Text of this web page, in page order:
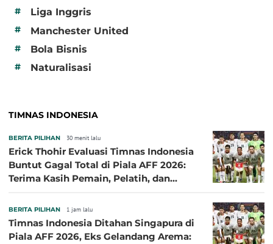
# Liga Inggris
# Manchester United
# Bola Bisnis
# Naturalisasi
TIMNAS INDONESIA
BERITA PILIHAN 30 menit lalu
Erick Thohir Evaluasi Timnas Indonesia
Buntut Gagal Total di Piala AFF 2026:
Terima Kasih Pemain, Pelatih, dan
BERITA PILIHAN 1 jam lalu
Timnas Indonesia Ditahan Singapura di
Piala AFF 2026, Eks Gelandang Arema: